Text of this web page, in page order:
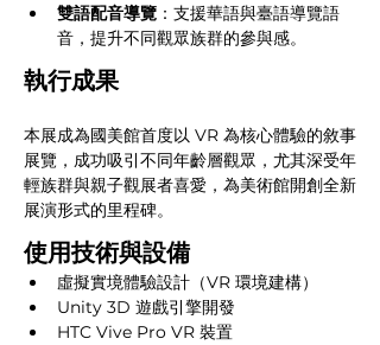
雙語配音導覽 ：支援華語與臺語導覽語
音，提升不同觀眾族群的參與感。
執行成果
本展成為國美館首度以 VR 為核心體驗的敘事
展覽，成功吸引不同年齡層觀眾，尤其深受年
輕族群與親子觀展者喜愛，為美術館開創全新
展演形式的里程碑。
使用技術與設備
虛擬實境體驗設計（VR 環境建構）
Unity 3D 遊戲引擎開發
HTC Vive Pro VR 裝置